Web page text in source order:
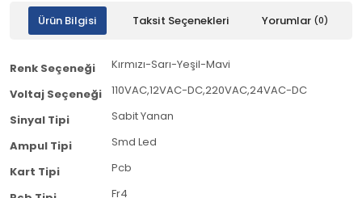
Ürün Bilgisi Taksit Seçenekleri Yorumlar (0)
Renk Seçeneği Kırmızı-Sarı-Yeşil-Mavi
Voltaj Seçeneği 110VAC,12VAC-DC,220VAC,24VAC-DC
Sinyal Tipi Sabit Yanan
Ampul Tipi Smd Led
Kart Tipi Pcb
Fr4